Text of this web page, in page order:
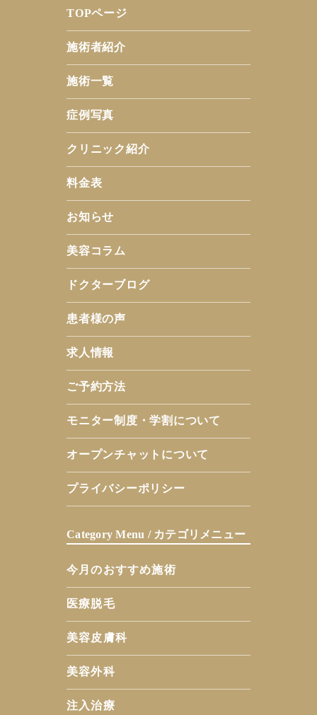
TOPページ
施術者紹介
施術一覧
症例写真
クリニック紹介
料金表
お知らせ
美容コラム
ドクターブログ
患者様の声
求人情報
ご予約方法
モニター制度・学割について
オープンチャットについて
プライバシーポリシー
Category Menu / カテゴリメニュー
今月のおすすめ施術
医療脱毛
美容皮膚科
美容外科
注入治療